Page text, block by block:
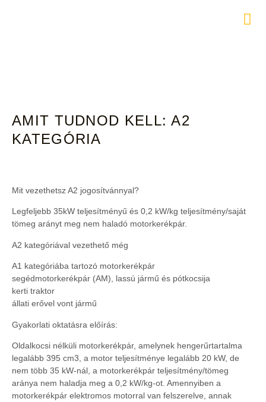
AMIT TUDNOD KELL: A2
KATEGÓRIA
Mit vezethetsz A2 jogosítvánnyal?
Legfeljebb 35kW teljesítményű és 0,2 kW/kg teljesítmény/saját
tömeg arányt meg nem haladó motorkerékpár.
A2 kategóriával vezethető még
A1 kategóriába tartozó motorkerékpár
segédmotorkerékpár (AM), lassú jármű és pótkocsija
kerti traktor
állati erővel vont jármű
Gyakorlati oktatásra előírás:
Oldalkocsi nélküli motorkerékpár, amelynek hengerűrtartalma
legalább 395 cm3, a motor teljesítménye legalább 20 kW, de
nem több 35 kW-nál, a motorkerékpár teljesítmény/tömeg
aránya nem haladja meg a 0,2 kW/kg-ot. Amennyiben a
motorkerékpár elektromos motorral van felszerelve, annak